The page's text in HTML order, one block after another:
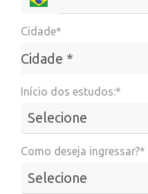
Cidade*
Cidade *
Cidade*
Início dos estudos:*
Como deseja ingressar?*